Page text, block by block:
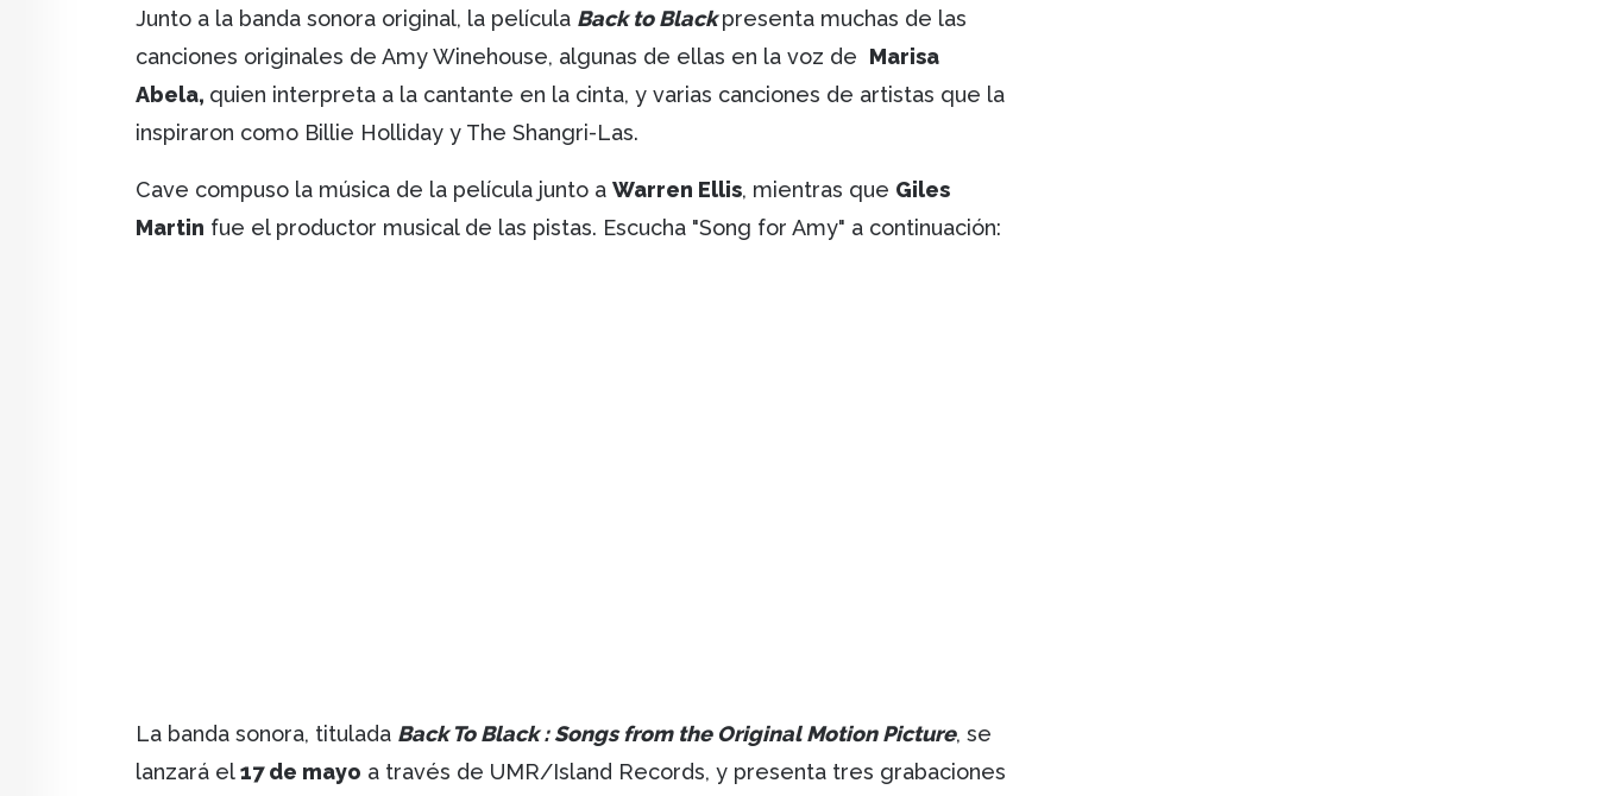
Junto a la banda sonora original, la película Back to Blackpresenta muchas de las
canciones originales de Amy Winehouse, algunas de ellas en la voz de Marisa
Abela, quien interpreta a la cantante en la cinta, y varias canciones de artistas que la
inspiraron como Billie Holliday y The Shangri-Las.
Cave compuso la música de la película junto a Warren Ellis, mientras que Giles
Martin fue el productor musical de las pistas. Escucha "Song for Amy" a continuación:
La banda sonora, titulada Back To Black : Songs from the Original Motion Picture, se
lanzará el17 de mayo a través de UMR/Island Records, y presenta tres grabaciones